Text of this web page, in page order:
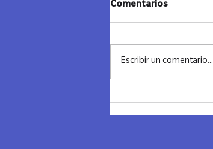
Comentarios
Escribir un comentario...